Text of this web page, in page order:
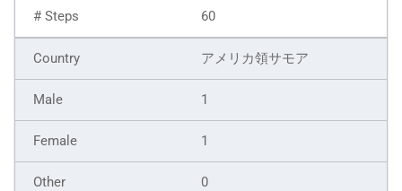
60
アメリカ領サモア
1
1
0